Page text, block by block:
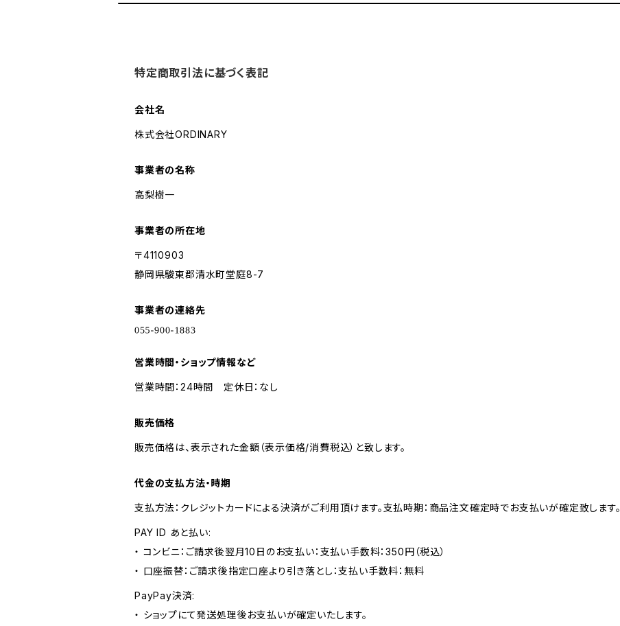
特定商取引法に基づく表記
会社名
株式会社ORDINARY
事業者の名称
高梨樹一
事業者の所在地
〒4110903
静岡県駿東郡清水町堂庭8-7
事業者の連絡先
営業時間・ショップ情報など
営業時間：24時間 定休日：なし
販売価格
販売価格は、表示された金額（表示価格/消費税込）と致します。
代金の支払方法・時期
支払方法：クレジットカードによる決済がご利用頂けます。支払時期：商品注文確定時でお支払いが確定致します。
PAY ID あと払い:
・ コンビニ：ご請求後翌月10日のお支払い：支払い手数料：350円（税込）
・ 口座振替：ご請求後指定口座より引き落とし：支払い手数料：無料
PayPay決済:
・ ショップにて発送処理後お支払いが確定いたします。